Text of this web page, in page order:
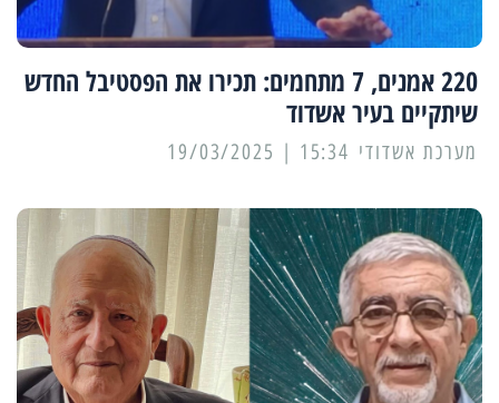
220 אמנים, 7 מתחמים: תכירו את הפסטיבל החדש
שיתקיים בעיר אשדוד
מערכת אשדודי 15:34 | 19/03/2025